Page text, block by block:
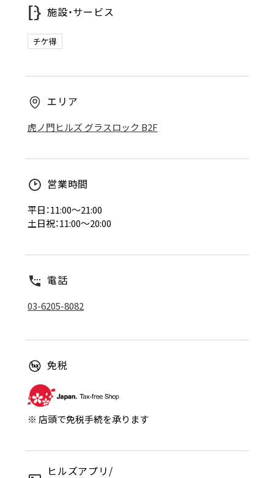
施設・サービス
チケ得
エリア
虎ノ門ヒルズ グラスロック B2F
営業時間
平日：11:00～21:00
土日祝：11:00～20:00
電話
03-6205-8082
免税
※ 店頭で免税手続を承ります
ヒルズアプリ/